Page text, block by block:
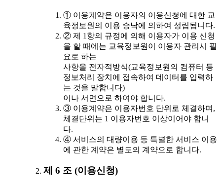
① 이용계약은 이용자의 이용신청에 대한 교
육정보원의 이용 승낙에 의하여 성립됩니다.
② 제 1항의 규정에 의해 이용자가 이용 신청
을 할 때에는 교육정보원이 이용자 관리시 필
요로 하는
사항을 전자적방식(교육정보원의 컴퓨터 등
정보처리 장치에 접속하여 데이터를 입력하
는 것을 말합니다)
이나 서면으로 하여야 합니다.
③ 이용계약은 이용자번호 단위로 체결하며,
체결단위는 1 이용자번호 이상이어야 합니
다.
④ 서비스의 대량이용 등 특별한 서비스 이용
에 관한 계약은 별도의 계약으로 합니다.
제 6 조 (이용신청)